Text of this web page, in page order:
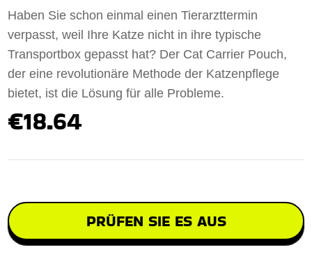
Haben Sie schon einmal einen Tierarzttermin
verpasst, weil Ihre Katze nicht in ihre typische
Transportbox gepasst hat? Der Cat Carrier Pouch,
der eine revolutionäre Methode der Katzenpflege
bietet, ist die Lösung für alle Probleme.
€18.64
PRÜFEN SIE ES AUS